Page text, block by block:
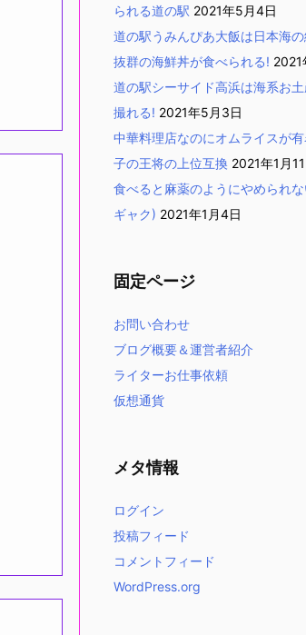
られる道の駅 2021年5月4日
道の駅うみんぴあ大飯は日本海
抜群の海鮮丼が食べられる! 2021
道の駅シーサイド高浜は海系お
撮れる! 2021年5月3日
中華料理店なのにオムライスが
子の王将の上位互換 2021年1月
食べると麻薬のようにやめられ
ギャク) 2021年1月4日
固定ページ
お問い合わせ
ブログ概要＆運営者紹介
ライターお仕事依頼
仮想通貨
メタ情報
ログイン
投稿フィード
コメントフィード
WordPress.org